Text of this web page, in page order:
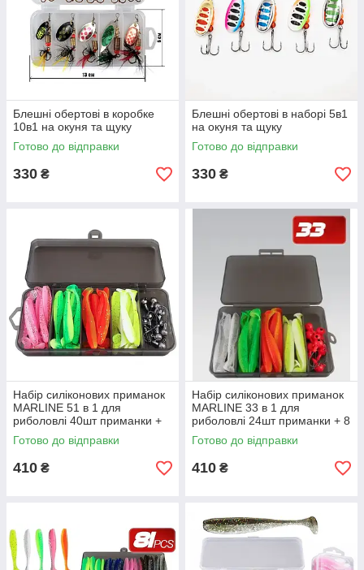
Блешні обертові в коробке
10в1 на окуня та щуку
Готово до відправки
330 ₴
Блешні обертові в наборі 5в1
на окуня та щуку
Готово до відправки
330 ₴
Набір силіконових приманок
MARLINE 51 в 1 для
риболовлі 40шт приманки +
10 джиг-головок у коробці
Готово до відправки
410 ₴
Набір силіконових приманок
MARLINE 33 в 1 для
риболовлі 24шт приманки + 8
джиг-головок у коробці
Готово до відправки
410 ₴